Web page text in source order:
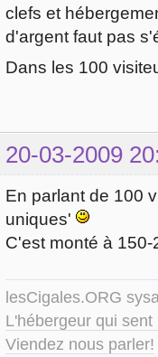
clefs et
d'argent faut pas
Dans les 100
20-03-2009
En parlant de 100
uniques'
C'est monté à 150-
lesCigales.ORG
L'hébergeur qui
Viendez nous parler!